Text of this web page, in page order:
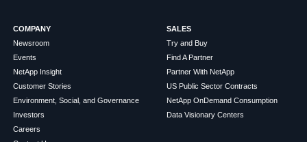
COMPANY
Newsroom
Events
NetApp Insight
Customer Stories
Environment, Social, and Governance
Investors
Careers
SALES
Try and Buy
Find A Partner
Partner With NetApp
US Public Sector Contracts
NetApp OnDemand Consumption
Data Visionary Centers